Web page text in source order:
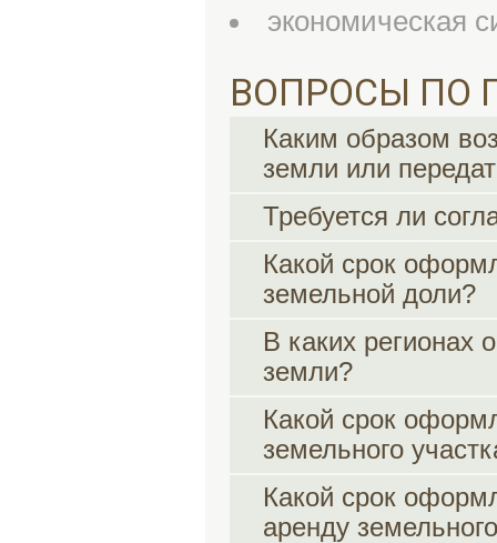
экономическая
ВОПРОСЫ ПО
Каким образом
земли или
Требуется ли
Какой срок
земельной доли?
В каких регионах
земли?
Какой срок
земельного
Какой срок
аренду